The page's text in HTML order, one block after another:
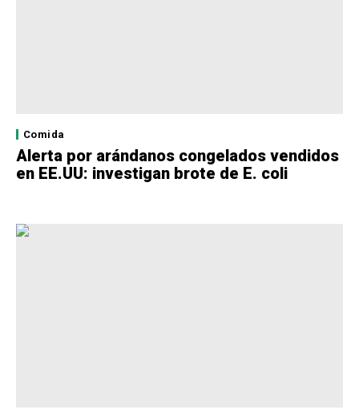
Comida
Alerta por arándanos congelados vendidos
en EE.UU: investigan brote de E. coli